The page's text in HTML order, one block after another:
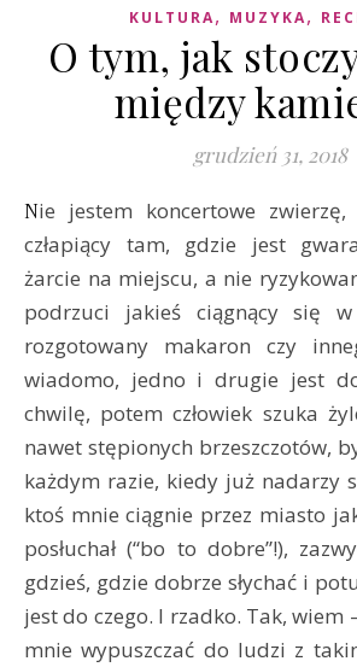
KULTURA, MUZYKA,
O tym, jak
między
grudzień 31, 2018
Nie jestem koncertowe zwierzę, raczej dinozaur
człapiący tam, gdzie jest
żarcie na miejscu, a nie
podrzuci jakieś ciągnący się w
rozgotowany makaron czy
wiadomo, jedno i drugie jest
chwilę, potem człowiek szuka
nawet stępionych brzeszczotów,
każdym razie, kiedy już nadarzy
ktoś mnie ciągnie przez miasto
posłuchał (“bo to dobre”!),
gdzieś, gdzie dobrze słychać i
jest do czego. I rzadko. Tak, wiem
mnie wypuszczać do ludzi z